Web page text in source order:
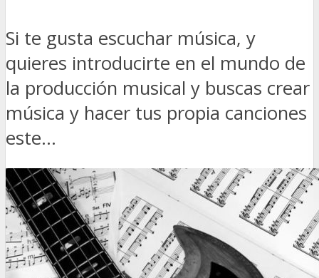
Si te gusta escuchar música, y
quieres introducirte en el mundo de
la producción musical y buscas crear
música y hacer tus propia canciones
este...